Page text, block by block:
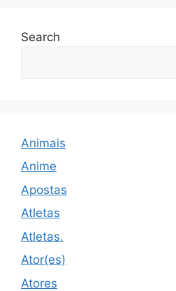
Search
Animais
Anime
Apostas
Atletas
Atletas.
Ator(es)
Atores